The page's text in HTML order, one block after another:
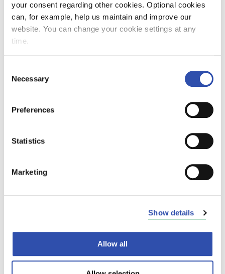
your consent regarding other cookies. Optional cookies
can, for example, help us maintain and improve our
website. You can change your cookie settings at any
time.
Selection
Necessary
Preferences
Statistics
Marketing
Show details
Allow all
ominaisuuksista. Suunnitteluvaiheessa
henkilökunta osallistui työpajoihin ja kokeili
vaatteita käytännössä. Henkilöstön palautteen
perusteella työvaatteiden materiaaleja, värejä
tärkeitä, jotta voimme varmistua vaatteiden
alkaa helmikuun lopulla ja ne alkavat näkyä
talteen ja hyödynnetään
Uusi mallisto kehitettiin yhteistyössä
toimittaja Image Wear Oy:n kanssa.